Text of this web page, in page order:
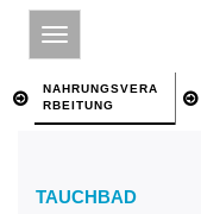
SITE INDEX
NAHRUNGSVERA
RBEITUNG
TAUCHBAD